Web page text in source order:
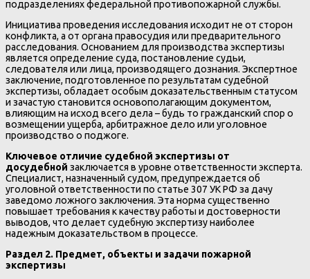
подразделениях федеральной противопожарной службы.
Инициатива проведения исследования исходит не от сторон
конфликта, а от органа правосудия или предварительного
расследования. Основанием для производства экспертизы
является определение суда, постановление судьи,
следователя или лица, производящего дознания. Экспертное
заключение, подготовленное по результатам судебной
экспертизы, обладает особым доказательственным статусом
и зачастую становится основополагающим документом,
влияющим на исход всего дела – будь то гражданский спор о
возмещении ущерба, арбитражное дело или уголовное
производство о поджоге.
Ключевое отличие судебной экспертизы от
досудебной заключается в уровне ответственности эксперта.
Специалист, назначенный судом, предупреждается об
уголовной ответственности по статье 307 УК РФ за дачу
заведомо ложного заключения. Эта норма существенно
повышает требования к качеству работы и достоверности
выводов, что делает судебную экспертизу наиболее
надежным доказательством в процессе.
Раздел 2. Предмет, объекты и задачи пожарной
экспертизы